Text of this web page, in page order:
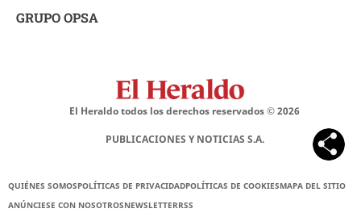
GRUPO OPSA
El Heraldo todos los derechos reservados ©2026
PUBLICACIONES Y NOTICIAS S.A.
QUIÉNES SOMOSPOLÍTICAS DE PRIVACIDADPOLÍTICAS DE COOKIESMAPA DEL SITIO
ANÚNCIESE CON NOSOTROSNEWSLETTERRSS